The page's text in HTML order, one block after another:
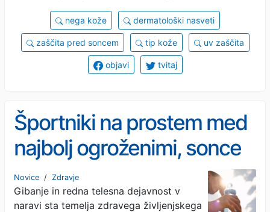
nega kože dermatološki nasveti
zaščita pred soncem tip kože uv zaščita
objavi tvitaj
Športniki na prostem med
najbolj ogroženimi, sonce
lahko pusti posledice za
vse življenje
Novice / Zdravje
Gibanje in redna telesna dejavnost v
naravi sta temelja zdravega življenjskega